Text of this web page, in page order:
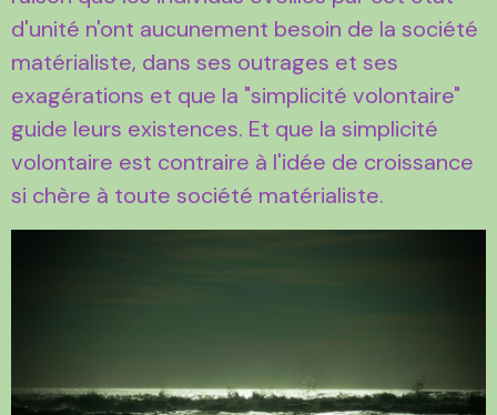
d'unité n'ont aucunement besoin de la société
matérialiste, dans ses outrages et ses
exagérations et que la "simplicité volontaire"
guide leurs existences. Et que la simplicité
volontaire est contraire à l'idée de croissance
si chère à toute société matérialiste.